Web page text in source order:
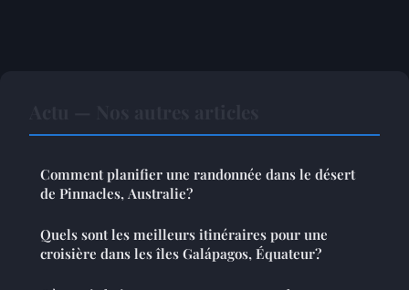
Comment planifier une randonnée dans le désert
de Pinnacles, Australie?
Quels sont les meilleurs itinéraires pour une
croisière dans les îles Galápagos, Équateur?